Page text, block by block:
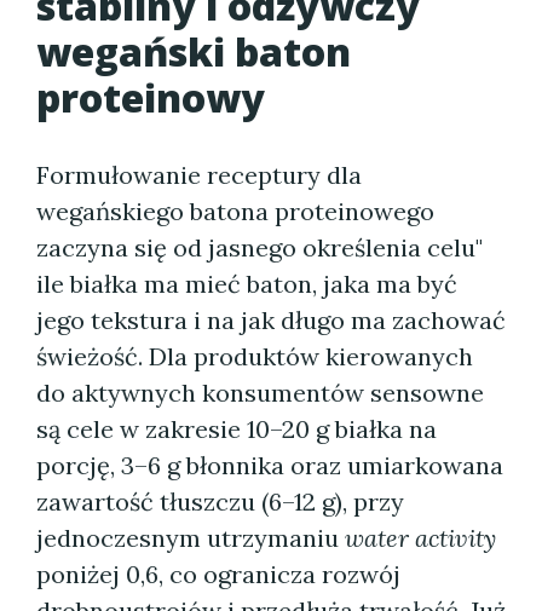
wegański baton
proteinowy
Formułowanie receptury dla
wegańskiego batona proteinowego
zaczyna się od jasnego określenia celu"
ile białka ma mieć baton, jaka ma być
jego tekstura i na jak długo ma zachować
świeżość. Dla produktów kierowanych
do aktywnych konsumentów sensowne
są cele w zakresie 10–20 g białka na
porcję, 3–6 g błonnika oraz umiarkowana
zawartość tłuszczu (6–12 g), przy
jednoczesnym utrzymaniu water activity
poniżej 0,6, co ogranicza rozwój